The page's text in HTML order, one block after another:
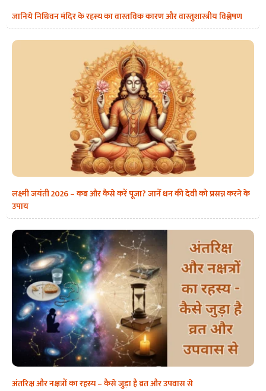
जानिये निधिवन मंदिर के रहस्य का वास्तविक कारण और वास्तुशास्त्रीय विश्लेषण
लक्ष्मी जयंती 2026 – कब और कैसे करें पूजा? जानें धन की देवी को प्रसन्न करने के
उपाय
अंतरिक्ष और नक्षत्रों का रहस्य – कैसे जुड़ा है व्रत और उपवास से